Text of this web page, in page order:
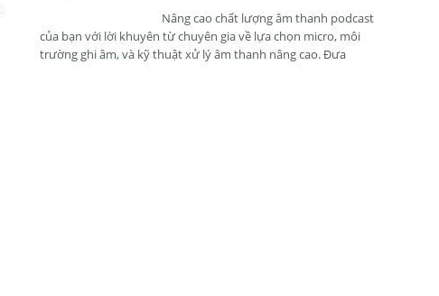
Nâng cao chất lượng âm thanh podcast
của bạn với lời khuyên từ chuyên gia về lựa chọn micro, môi
trường ghi âm, và kỹ thuật xử lý âm thanh nâng cao. Đưa